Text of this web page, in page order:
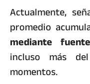
Actualmente,
promedio
mediante
incluso más
momentos.